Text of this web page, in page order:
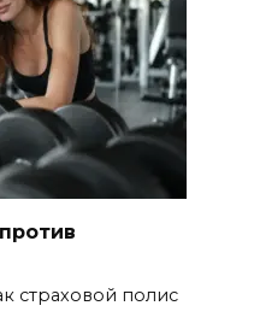
страховой полис